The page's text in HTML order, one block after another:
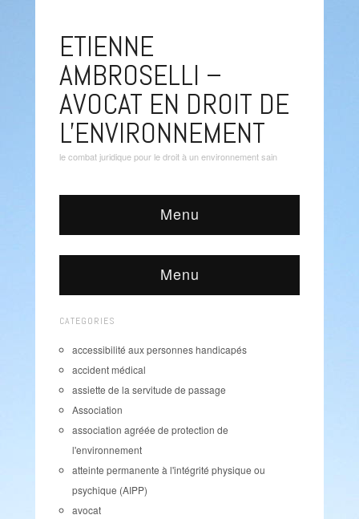
ETIENNE
AMBROSELLI –
AVOCAT EN DROIT DE
L'ENVIRONNEMENT
le combat juridique pour le droit à un environnement sain
Menu
Menu
CATEGORIES
accessibilité aux personnes handicapés
accident médical
assiette de la servitude de passage
Association
association agréée de protection de
l'environnement
atteinte permanente à l'intégrité physique ou
psychique (AIPP)
avocat